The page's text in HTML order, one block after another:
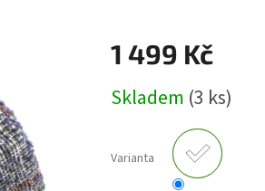
1 499 Kč
cena:
Skladem (3 ks)
Varianta